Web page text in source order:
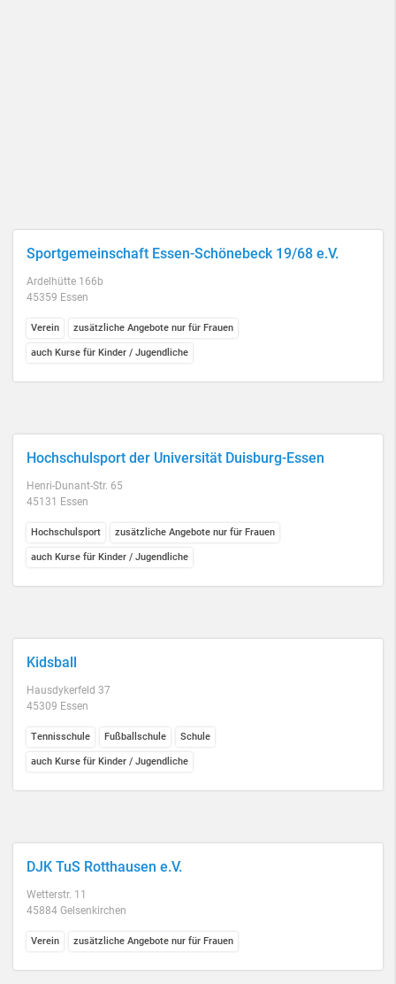
Sportgemeinschaft Essen-Schönebeck 19/68 e.V.
Ardelhütte 166b
45359 Essen
Verein zusätzliche Angebote nur für Frauen
auch Kurse für Kinder / Jugendliche
Hochschulsport der Universität Duisburg-Essen
Henri-Dunant-Str. 65
45131 Essen
Hochschulsport zusätzliche Angebote nur für Frauen
auch Kurse für Kinder / Jugendliche
Kidsball
Hausdykerfeld 37
45309 Essen
Tennisschule Fußballschule Schule
auch Kurse für Kinder / Jugendliche
DJK TuS Rotthausen e.V.
Wetterstr. 11
45884 Gelsenkirchen
Verein zusätzliche Angebote nur für Frauen